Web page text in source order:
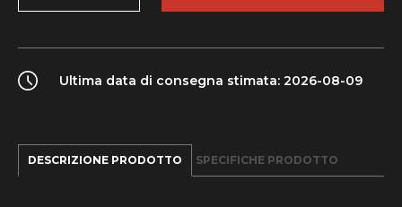
quantity
Ultima data di consegna stimata: 2026-08-09
DESCRIZIONE PRODOTTO SPECIFICHE PRODOTTO